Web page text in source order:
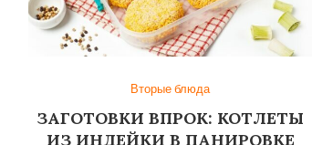
Вторые блюда
ЗАГОТОВКИ ВПРОК: КОТЛЕТЫ
ИЗ ИНДЕЙКИ В ПАНИРОВКЕ